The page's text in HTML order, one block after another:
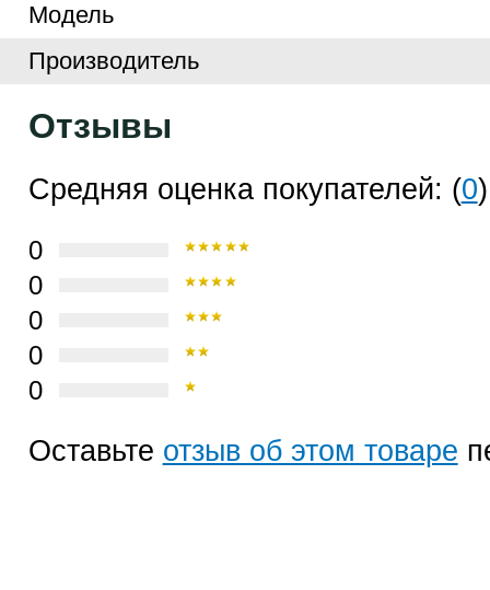
Модель
Производитель
Отзывы
Средняя оценка покупателей: (0)
0
0
0
0
0
Оставьте отзыв об этом товаре